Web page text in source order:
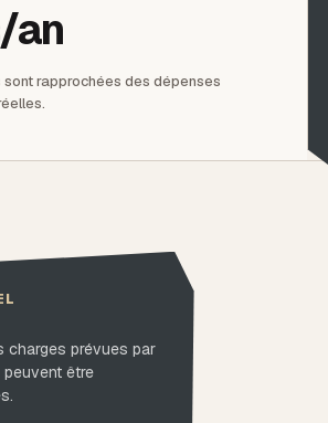
an
sont rapprochées des dépenses
charges prévues par
être